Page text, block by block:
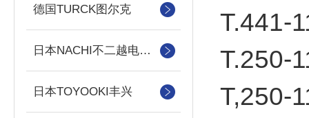
德国TURCK图尔克
日本NACHI不二越电磁阀/泵
日本TOYOOKI丰兴
T.441-
T.250-
T,250-